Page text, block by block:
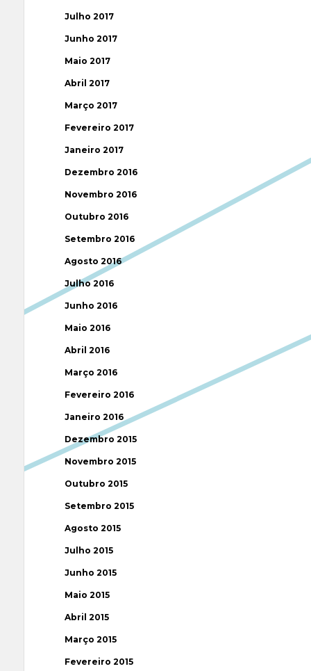
Julho 2017
Junho 2017
Maio 2017
Abril 2017
Março 2017
Fevereiro 2017
Janeiro 2017
Dezembro 2016
Novembro 2016
Outubro 2016
Setembro 2016
Agosto 2016
Julho 2016
Junho 2016
Maio 2016
Abril 2016
Março 2016
Fevereiro 2016
Janeiro 2016
Dezembro 2015
Novembro 2015
Outubro 2015
Setembro 2015
Agosto 2015
Julho 2015
Junho 2015
Maio 2015
Abril 2015
Março 2015
Fevereiro 2015